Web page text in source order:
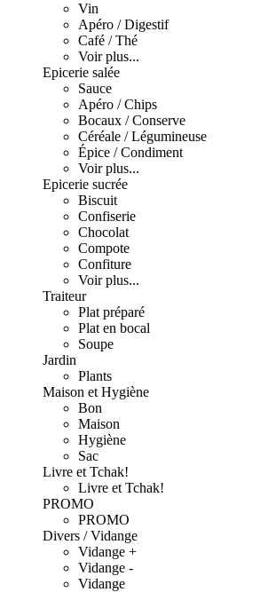
Vin
Apéro / Digestif
Café / Thé
Voir plus...
Epicerie salée
Sauce
Apéro / Chips
Bocaux / Conserve
Céréale / Légumineuse
Épice / Condiment
Voir plus...
Epicerie sucrée
Biscuit
Confiserie
Chocolat
Compote
Confiture
Voir plus...
Traiteur
Plat préparé
Plat en bocal
Soupe
Jardin
Plants
Maison et Hygiène
Bon
Maison
Hygiène
Sac
Livre et Tchak!
Livre et Tchak!
PROMO
PROMO
Divers / Vidange
Vidange +
Vidange -
Vidange